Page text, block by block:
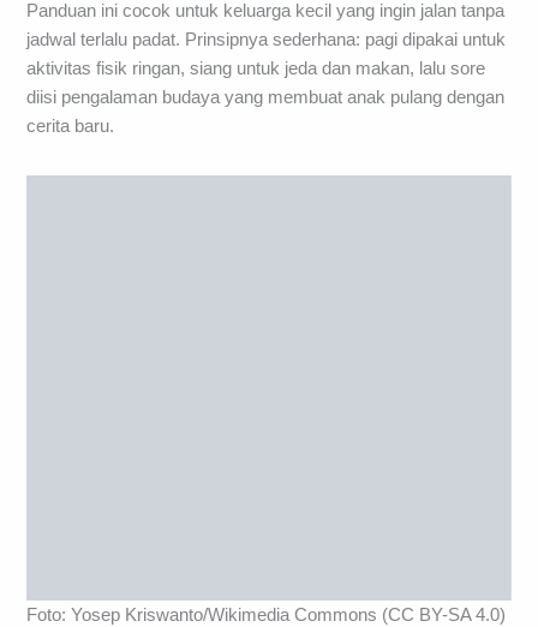
Panduan ini cocok untuk keluarga kecil yang ingin jalan tanpa
jadwal terlalu padat. Prinsipnya sederhana: pagi dipakai untuk
aktivitas fisik ringan, siang untuk jeda dan makan, lalu sore
diisi pengalaman budaya yang membuat anak pulang dengan
cerita baru.
Foto: Yosep Kriswanto/Wikimedia Commons (CC BY-SA 4.0)